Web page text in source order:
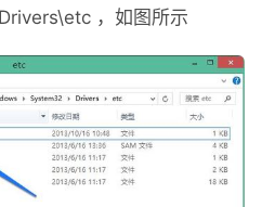
，如图所示